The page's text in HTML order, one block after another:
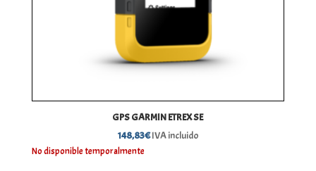
GPS GARMIN ETREX SE
148,83€IVA incluido
No disponible temporalmente